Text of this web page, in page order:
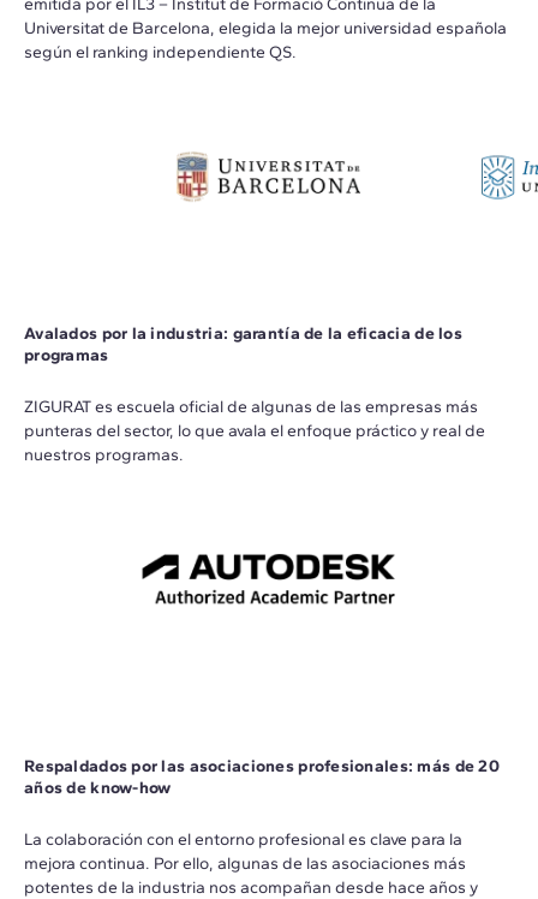
emitida por el IL3 – Institut de Formació Continua de la
Universitat de Barcelona, elegida la mejor universidad española
según el ranking independiente QS.
Avalados por la industria: garantía de la eficacia de los
programas
ZIGURAT es escuela oficial de algunas de las empresas más
punteras del sector, lo que avala el enfoque práctico y real de
nuestros programas.
Respaldados por las asociaciones profesionales: más de 20
años de know-how
La colaboración con el entorno profesional es clave para la
mejora continua. Por ello, algunas de las asociaciones más
potentes de la industria nos acompañan desde hace años y